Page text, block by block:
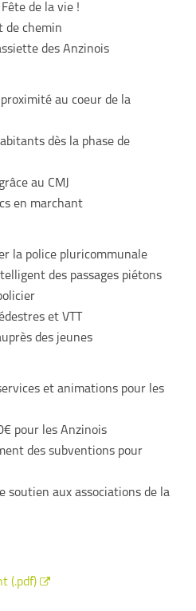
de la vie !
de chemin
des Anzinois
au coeur de la
dès la phase de
au CMJ
en marchant
la police pluricommunale
des passages piétons
et VTT
des jeunes
et animations pour les
pour les Anzinois
des subventions pour
soutien aux associations de la
(.pdf)